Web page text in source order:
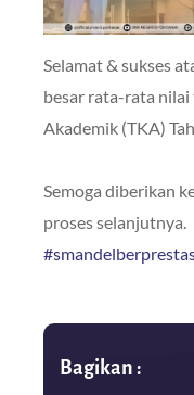
Selamat & sukses
besar rata-rata nilai
Akademik (TKA)
Semoga diberikan
proses selanjutnya.
Bagikan :